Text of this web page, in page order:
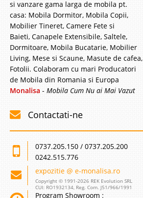
si vanzare gama larga de mobila pt.
casa: Mobila Dormitor, Mobila Copii,
Mobilier Tineret, Camere Fete si
Baieti, Canapele Extensibile, Saltele,
Dormitoare, Mobila Bucatarie, Mobilier
Living, Mese si Scaune, Masute de cafea,
Fotolii. Colaboram cu mari Producatori
de Mobila din Romania si Europa
Monalisa - Mobila Cum Nu ai Mai Vazut
Contactati-ne
0737.205.150 / 0737.205.200
0242.515.776
expozitie @ e-monalisa.ro
Copyright © 1991-2026 REK Evolution SRL
CUI: RO1932134, Reg. Com. J51/966/1991
Program Showroom :